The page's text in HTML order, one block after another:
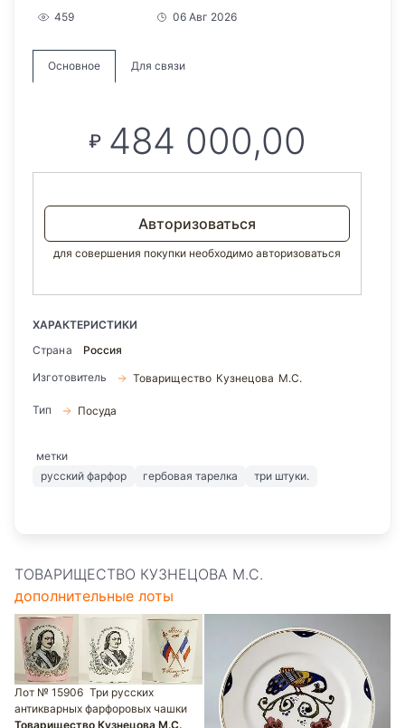
459 06 Авг 2026
Основное Для связи
₽ 484 000,00
Авторизоваться
для совершения покупки необходимо авторизоваться
ХАРАКТЕРИСТИКИ
Страна
Россия
Изготовитель
Товарищество Кузнецова М.С.
Тип Посуда
метки
русский фарфор
гербовая тарелка три штуки.
ТОВАРИЩЕСТВО КУЗНЕЦОВА М.С.
дополнительные лоты
Лот № 15906 Три русских
антикварных фарфоровых чашки
Товарищество Кузнецова М.С.